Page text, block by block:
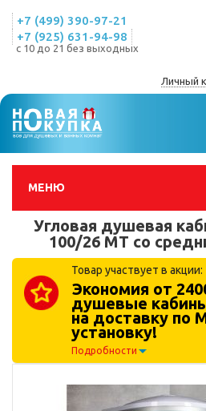
+7 (499) 390-97-21
+7 (925) 631-94-98
с 10 до 21 без выходных
Личный
МЕНЮ
Угловая душевая
100/26 MT со
Товар участвует в акции:
Экономия от
душевые
на доставку по
установку!
Подробности